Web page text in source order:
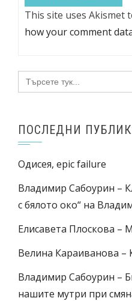
This site uses Akismet
how your comment
Search
for:
ПОСЛЕДНИ
Одисея, epic failure
Владимир Сабоурин –
с бялото око“ на
Елисавета Плоскова –
Велина Караиванова –
Владимир Сабоурин –
нашите мутри при